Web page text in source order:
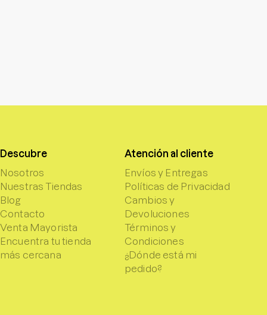
Descubre
Nosotros
Nuestras Tiendas
Blog
Contacto
Venta Mayorista
Encuentra tu tienda
más cercana
Atención al cliente
Envíos y Entregas
Políticas de Privacidad
Cambios y
Devoluciones
Términos y
Condiciones
¿Dónde está mi
pedido?